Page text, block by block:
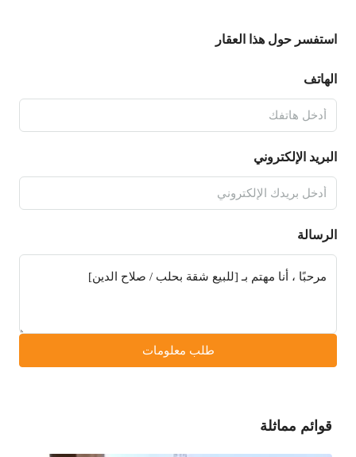
استفسر حول هذا العقار
الهاتف
البريد الإلكتروني
الرسالة
طلب معلومات
قوائم مماثلة